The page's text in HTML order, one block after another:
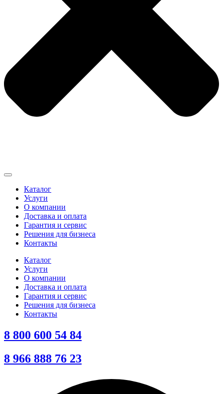
Каталог
Услуги
О компании
Доставка и оплата
Гарантия и сервис
Решения для бизнеса
Контакты
Каталог
Услуги
О компании
Доставка и оплата
Гарантия и сервис
Решения для бизнеса
Контакты
8 800 600 54 84
8 966 888 76 23